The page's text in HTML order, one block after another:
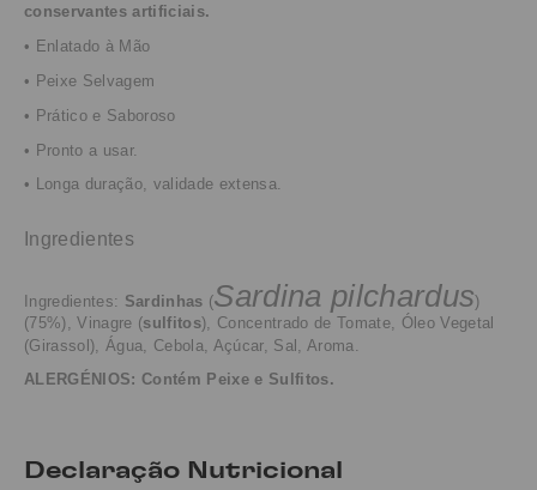
conservantesartificiais.
• Enlatado à Mão
• Peixe Selvagem
• Prático e Saboroso
• Pronto a usar.
• Longa duração, validade extensa.
Ingredientes
Ingredientes: Sardinhas (Sardina pilchardus)
(75%),Vinagre (sulfitos) , Concentrado de Tomate, Óleo Vegetal
(Girassol), Água, Cebola, Açúcar, Sal, Aroma.
ALERGÉNIOS: Contém Peixe e Sulfitos.
Declaração Nutricional